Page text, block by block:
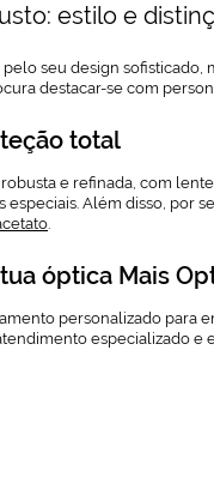
estilo e
seu design
destacar-se com
total
e refinada, com
especiais. Além disso,
.
óptica Mais
personalizado para
especializado